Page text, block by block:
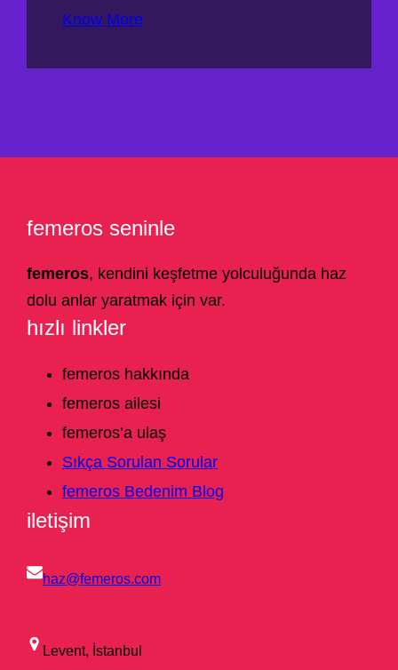
Know More
femeros seninle
femeros, kendini keşfetme yolculuğunda haz
dolu anlar yaratmak için var.
hızlı linkler
femeros hakkında
femeros ailesi
femeros’a ulaş
Sıkça Sorulan Sorular
femeros Bedenim Blog
iletişim
haz@femeros.com
Levent, İstanbul